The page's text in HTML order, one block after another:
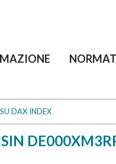
DAX INDEX